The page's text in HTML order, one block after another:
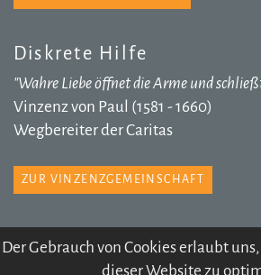
Der Gebrauch von Cookies erlaubt
dieser Website zu
Diskrete Hilfe
"Wahre Liebe öffnet die Arme und
Vinzenz von Paul (1581 - 1660)
Wegbereiter der Caritas
ZUR VINZENZGEMEINSCHAFT